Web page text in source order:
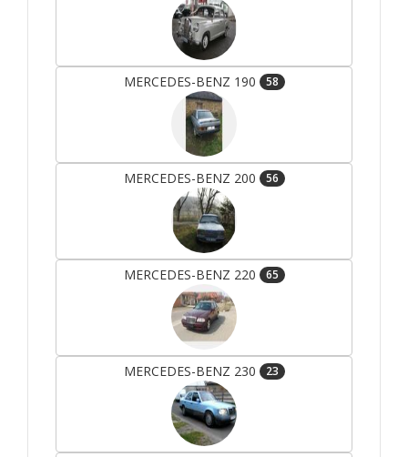
MERCEDES-BENZ 190 58
MERCEDES-BENZ 200 56
MERCEDES-BENZ 220 65
MERCEDES-BENZ 230 23